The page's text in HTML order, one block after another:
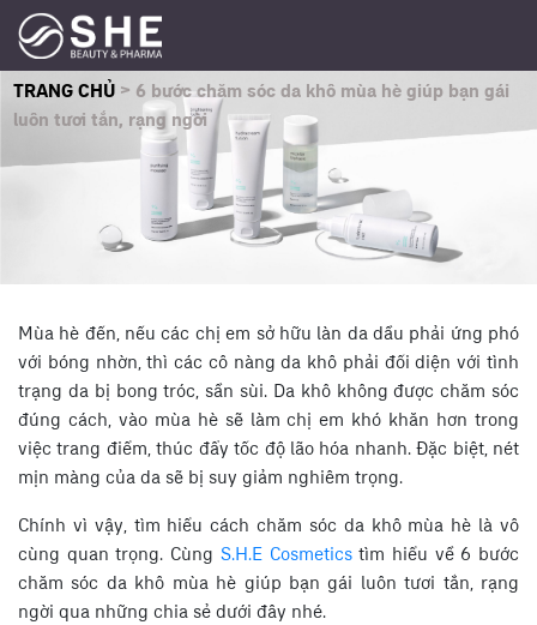
TRANG CHỦ > 6 bước chăm sóc da khô mùa hè giúp bạn gái
luôn tươi tắn, rạng ngời
Mùa hè đến, nếu các chị em sở hữu làn da dầu phải ứng phó
với bóng nhờn, thì các cô nàng da khô phải đối diện với tình
trạng da bị bong tróc, sần sùi. Da khô không được chăm sóc
đúng cách, vào mùa hè sẽ làm chị em khó khăn hơn trong
việc trang điểm, thúc đẩy tốc độ lão hóa nhanh. Đặc biệt, nét
mịn màng của da sẽ bị suy giảm nghiêm trọng.
Chính vì vậy, tìm hiểu cách chăm sóc da khô mùa hè là vô
cùng quan trọng. Cùng S.H.E Cosmeticstìm hiểu về 6 bước
chăm sóc da khô mùa hè giúp bạn gái luôn tươi tắn, rạng
ngời qua những chia sẻ dưới đây nhé.